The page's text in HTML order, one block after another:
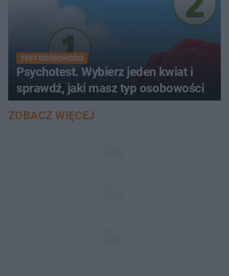
TEST OSOBOWOŚCI
Psychotest. Wybierz jeden kwiat i
sprawdź, jaki masz typ osobowości
ZOBACZ WIĘCEJ